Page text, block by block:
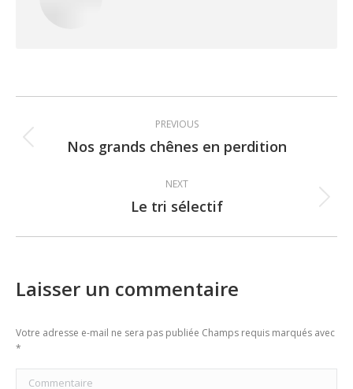
navigation
PREVIOUS
Previous
Nos grands chênes en perdition
NEXT
Next
Le tri sélectif
Laisser un commentaire
Votre adresse e-mail ne sera pas publiée Champs requis marqués avec
*
Commentaire